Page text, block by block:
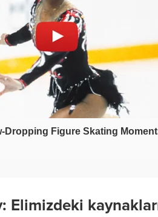
Elimizdeki